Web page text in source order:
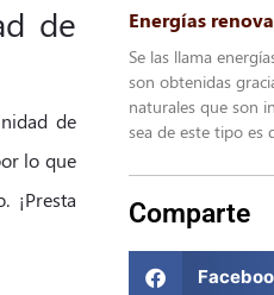
de
de
lo que
¡Presta
Energías
Se las llama
son obtenidas
naturales que son
sea de este tipo es
Comparte